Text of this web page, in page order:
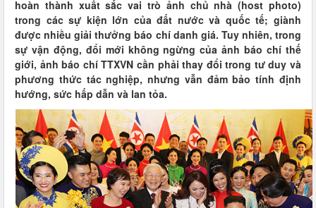
hoàn thành xuất sắc vai trò ảnh chủ nhà (host photo)
trong các sự kiện lớn của đất nước và quốc tế; giành
được nhiều giải thưởng báo chí danh giá. Tuy nhiên, trong
sự vận động, đổi mới không ngừng của ảnh báo chí thế
giới, ảnh báo chí TTXVN cần phải thay đổi trong tư duy và
phương thức tác nghiệp, nhưng vẫn đảm bảo tính định
hướng, sức hấp dẫn và lan tỏa.